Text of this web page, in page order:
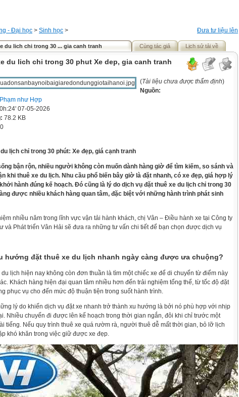
Đưa tư liệu lên
- Đại học > Sinh học >
du lich chi trong 30 ... gia canh tranh Cùng tác giả Lịch sử tải về
du lich chi trong 30 phut Xe dep, gia canh tranh
(Tài liệu chưa được thẩm định)
Nguồn:
Phạm như Hợp
07-05-2026
78.2 KB
0
lịch chỉ trong 30 phút: Xe đẹp, giá cạnh tranh
bận rộn, nhiều người không còn muốn dành hàng giờ để tìm kiếm, so sánh và
khi thuê xe du lịch. Nhu cầu phổ biến bây giờ là đặt nhanh, có xe đẹp, giá hợp lý
hành đúng kế hoạch. Đó cũng là lý do dịch vụ đặt thuê xe du lịch chỉ trong 30
được nhiều khách hàng quan tâm, đặc biệt với những hành trình phát sinh
nhiều năm trong lĩnh vực vận tải hành khách, chị Vân – Điều hành xe tại Công ty
và Phát triển Vân Hải sẽ đưa ra những tư vấn chi tiết để bạn chọn được dịch vụ
hướng đặt thuê xe du lịch nhanh ngày càng được ưa chuộng?
du lịch hiện nay không còn đơn thuần là tìm một chiếc xe để di chuyển từ điểm này
Khách hàng hiện đại quan tâm nhiều hơn đến trải nghiệm tổng thể, từ tốc độ đặt
phục vụ cho đến mức độ thuận tiện trong suốt hành trình.
lý do khiến dịch vụ đặt xe nhanh trở thành xu hướng là bởi nó phù hợp với nhịp
Nhiều chuyến đi được lên kế hoạch trong thời gian ngắn, đôi khi chỉ trước một
tiếng. Nếu quy trình thuê xe quá rườm rà, người thuê dễ mất thời gian, bỏ lỡ lịch
khó khăn trong việc giữ được xe đẹp.